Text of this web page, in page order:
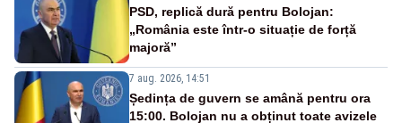
PSD, replică dură pentru Bolojan:
„România este într-o situație de forță
majoră”
7 aug. 2026, 14:51
Ședința de guvern se amână pentru ora
15:00. Bolojan nu a obținut toate avizele